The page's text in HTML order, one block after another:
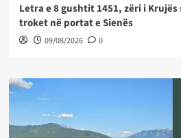
Letra e 8 gushtit 1451, zëri i
troket në portat e Sienës
09/08/2026 0